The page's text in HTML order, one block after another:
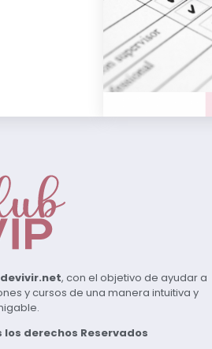
, con el objetivo de ayudar a
y cursos de una manera intuitiva y
los derechos Reservados